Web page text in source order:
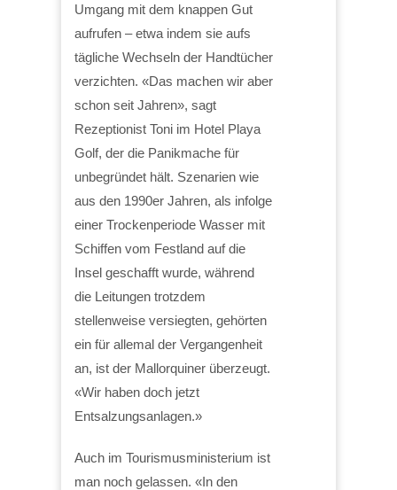
Umgang mit dem knappen Gut
aufrufen – etwa indem sie aufs
tägliche Wechseln der Handtücher
verzichten. «Das machen wir aber
schon seit Jahren», sagt
Rezeptionist Toni im Hotel Playa
Golf, der die Panikmache für
unbegründet hält. Szenarien wie
aus den 1990er Jahren, als infolge
einer Trockenperiode Wasser mit
Schiffen vom Festland auf die
Insel geschafft wurde, während
die Leitungen trotzdem
stellenweise versiegten, gehörten
ein für allemal der Vergangenheit
an, ist der Mallorquiner überzeugt.
«Wir haben doch jetzt
Entsalzungsanlagen.»
Auch im Tourismusministerium ist
man noch gelassen. «In den